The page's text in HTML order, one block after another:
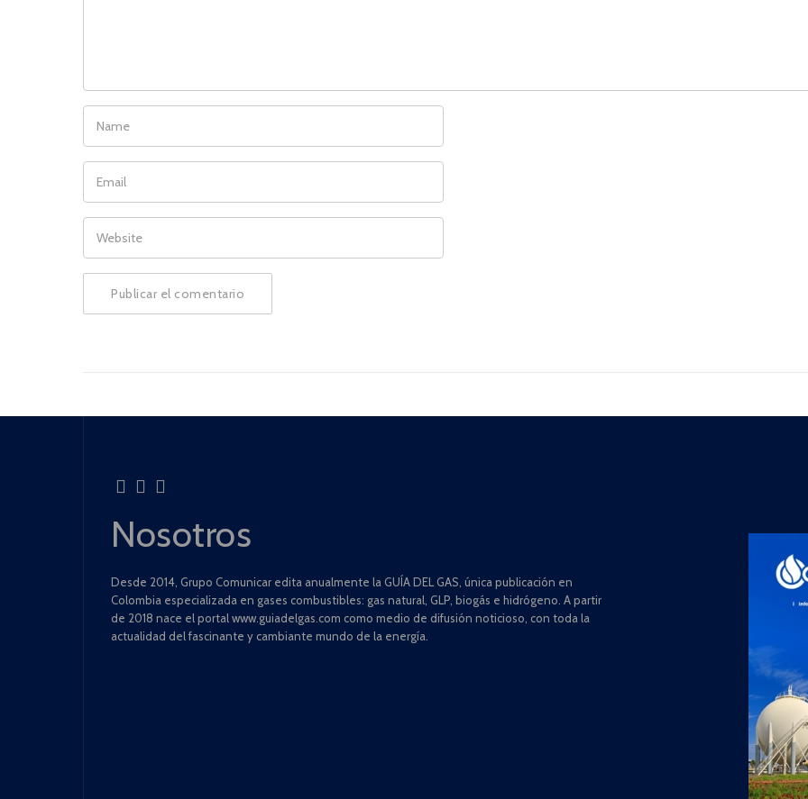
Nosotros
Desde 2014, Grupo Comunicar edita anualmente la GUÍA DEL GAS, única publicación en
Colombia especializada en gases combustibles: gas natural, GLP, biogás e hidrógeno. A partir
de 2018 nace el portal www.guiadelgas.com como medio de difusión noticioso, con toda la
actualidad del fascinante y cambiante mundo de la energía.